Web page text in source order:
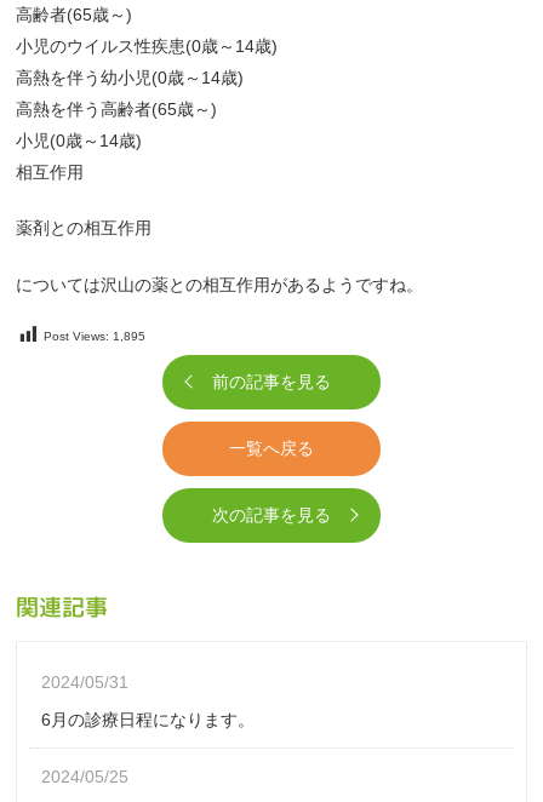
高齢者(65歳～)
小児のウイルス性疾患(0歳～ 14歳)
高熱を伴う幼小児(0歳～ 14歳)
高熱を伴う高齢者(65歳～)
小児(0歳～ 14歳)
相互作用
薬剤との相互作用
については沢山の薬との相互作用があるようですね。
Post Views: 1,895
前の記事を見る
一覧へ戻る
次の記事を見る
関連記事
2024/05/31
6月の診療日程になります。
2024/05/25